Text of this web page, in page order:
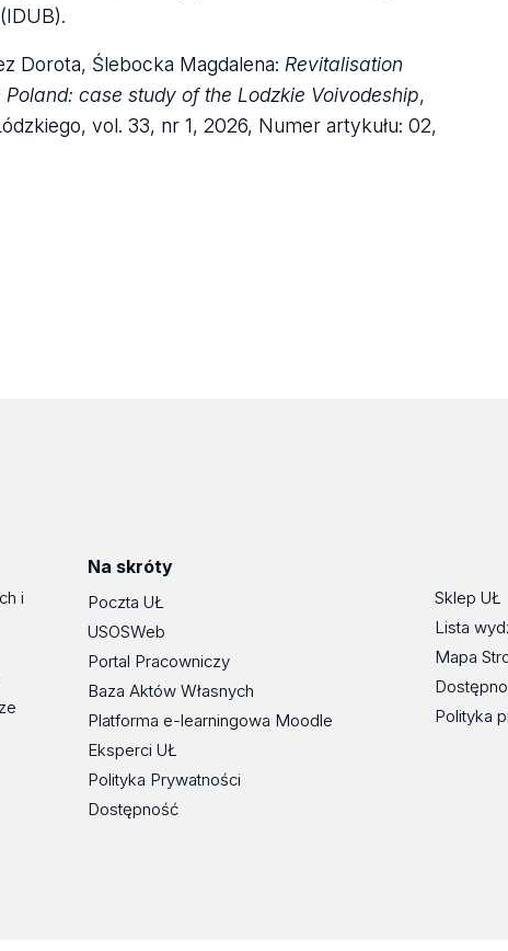
Dorota, Ślebocka Magdalena: Revitalisation
case study of the Lodzkie Voivodeship,
vol. 33, nr 1, 2026, Numer artykułu: 02,
i
Na skróty
Poczta UŁ
USOSWeb
Portal Pracowniczy
Baza Aktów Własnych
Platforma e-learningowa Moodle
Eksperci UŁ
Polityka Prywatności
Dostępność
Sklep UŁ
Lista
Mapa
Polityka